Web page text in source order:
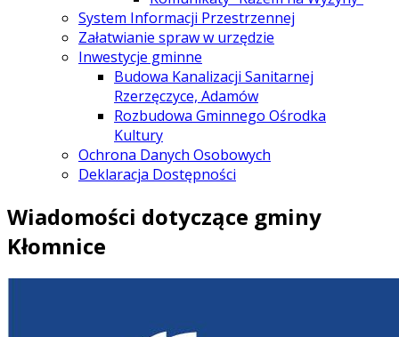
System Informacji Przestrzennej
Załatwianie spraw w urzędzie
Inwestycje gminne
Budowa Kanalizacji Sanitarnej
Rzerzęczyce, Adamów
Rozbudowa Gminnego Ośrodka
Kultury
Ochrona Danych Osobowych
Deklaracja Dostępności
Wiadomości dotyczące gminy
Kłomnice